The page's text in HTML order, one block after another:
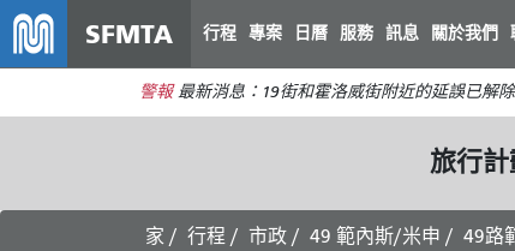
SFMTA 行程 專案 日曆 服務 訊息 關於我們
警報 最新消息：19街和霍洛威街附近的延誤已解
旅行計
家 行程 市政 49 範內斯/米申 49路